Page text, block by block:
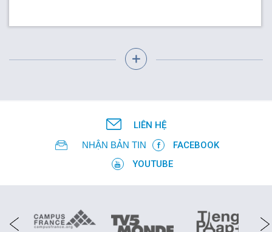
LIÊN HỆ
NHẬN BẢN TIN
FACEBOOK
YOUTUBE